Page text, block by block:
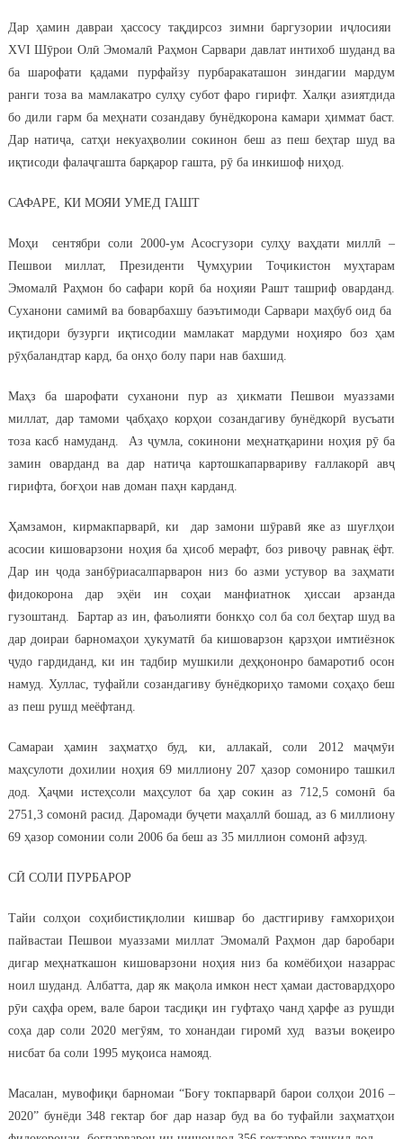
Дар ҳамин давраи ҳассосу тақдирсоз зимни баргузории иҷлосияи
XVI Шӯрои Олӣ Эмомалӣ Раҳмон Сарвари давлат интихоб шуданд ва
ба шарофати қадами пурфайзу пурбаракаташон зиндагии мардум
ранги тоза ва мамлакатро сулҳу субот фаро гирифт. Халқи азиятдида
бо дили гарм ба меҳнати созандаву бунёдкорона камари ҳиммат баст.
Дар натиҷа, сатҳи некуаҳволии сокинон беш аз пеш беҳтар шуд ва
иқтисоди фалаҷгашта барқарор гашта, рӯ ба инкишоф ниҳод.
САФАРЕ, КИ МОЯИ УМЕД ГАШТ
Моҳи сентябри соли 2000-ум Асосгузори сулҳу ваҳдати миллӣ –
Пешвои миллат, Президенти Ҷумҳурии Тоҷикистон муҳтарам
Эмомалӣ Раҳмон бо сафари корӣ ба ноҳияи Рашт ташриф оварданд.
Суханони самимӣ ва боварбахшу баэътимоди Сарвари маҳбуб оид ба
иқтидори бузурги иқтисодии мамлакат мардуми ноҳияро боз ҳам
рӯҳбаландтар кард, ба онҳо болу пари нав бахшид.
Маҳз ба шарофати суханони пур аз ҳикмати Пешвои муаззами
миллат, дар тамоми ҷабҳаҳо корҳои созандагиву бунёдкорӣ вусъати
тоза касб намуданд. Аз ҷумла, сокинони меҳнатқарини ноҳия рӯ ба
замин оварданд ва дар натиҷа картошкапарвариву ғаллакорӣ авҷ
гирифта, боғҳои нав доман паҳн карданд.
Ҳамзамон, кирмакпарварӣ, ки дар замони шӯравӣ яке аз шуғлҳои
асосии кишоварзони ноҳия ба ҳисоб мерафт, боз ривоҷу равнақ ёфт.
Дар ин ҷода занбӯриасалпарварон низ бо азми устувор ва заҳмати
фидокорона дар эҳёи ин соҳаи манфиатнок ҳиссаи арзанда
гузоштанд. Бартар аз ин, фаъолияти бонкҳо сол ба сол беҳтар шуд ва
дар доираи барномаҳои ҳукуматӣ ба кишоварзон қарзҳои имтиёзнок
ҷудо гардиданд, ки ин тадбир мушкили деҳқононро бамаротиб осон
намуд. Хуллас, туфайли созандагиву бунёдкориҳо тамоми соҳаҳо беш
аз пеш рушд меёфтанд.
Самараи ҳамин заҳматҳо буд, ки, аллакай, соли 2012 маҷмӯи
маҳсулоти дохилии ноҳия 69 миллиону 207 ҳазор сомониро ташкил
дод. Ҳаҷми истеҳсоли маҳсулот ба ҳар сокин аз 712,5 сомонӣ ба
2751,3 сомонӣ расид. Даромади буҷети маҳаллӣ бошад, аз 6 миллиону
69 ҳазор сомонии соли 2006 ба беш аз 35 миллион сомонӣ афзуд.
СӢ СОЛИ ПУРБАРОР
Тайи солҳои соҳибистиқлолии кишвар бо дастгириву ғамхориҳои
пайвастаи Пешвои муаззами миллат Эмомалӣ Раҳмон дар баробари
дигар меҳнаткашон кишоварзони ноҳия низ ба комёбиҳои назаррас
ноил шуданд. Албатта, дар як мақола имкон нест ҳамаи дастовардҳоро
рӯи саҳфа орем, вале барои тасдиқи ин гуфтаҳо чанд ҳарфе аз рушди
соҳа дар соли 2020 мегӯям, то хонандаи гиромӣ худ вазъи воқеиро
нисбат ба соли 1995 муқоиса намояд.
Масалан, мувофиқи барномаи “Боғу токпарварӣ барои солҳои 2016 –
2020” бунёди 348 гектар боғ дар назар буд ва бо туфайли заҳматҳои